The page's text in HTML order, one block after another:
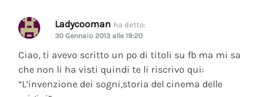
Ladycooman ha detto:
30 Gennaio 2013 alle 19:20
Ciao, ti avevo scritto un po di titoli su fb ma mi sa
che non li ha visti quindi te li riscrivo qui:
“L’invenzione dei sogni,storia del cinema delle